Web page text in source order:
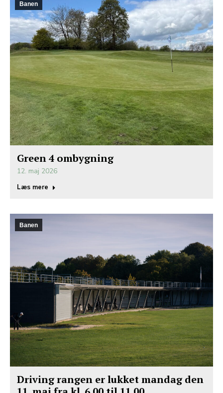
Banen
Green 4 ombygning
12. maj 2026
Læs mere
Banen
Driving rangen er lukket mandag den